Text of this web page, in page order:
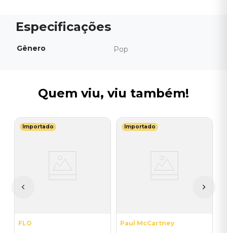
Gênero Pop
Quem viu, viu também!
Importado
FLO
Importado
Paul McCartney